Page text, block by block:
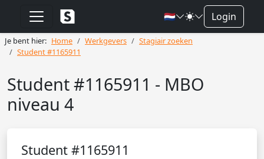
🇳🇱 Login
Je bent hier: Home Werkgevers
Stagiair zoeken
Student #1165911
Student #1165911 - MBO
niveau 4
Student #1165911